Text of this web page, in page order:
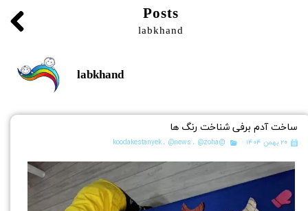
Posts
labkhand
labkhand
ساخت آدم برفی شناخت رنگ ها
۲۰ بهمن ۱۴۰۴ @koodakestanyek ، @news ، @zoha